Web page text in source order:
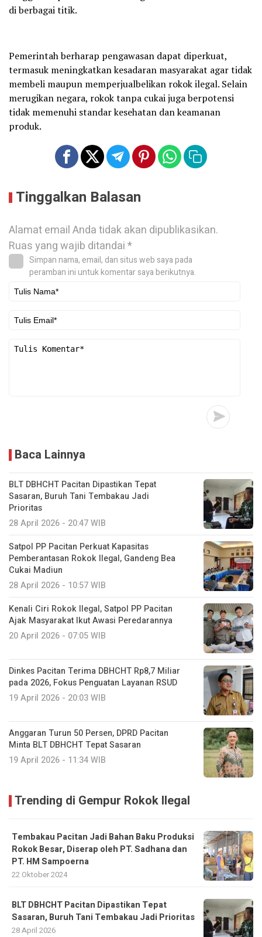
di berbagai titik.
Pemerintah berharap pengawasan dapat diperkuat,
termasuk meningkatkan kesadaran masyarakat agar tidak
membeli maupun memperjualbelikan rokok ilegal. Selain
merugikan negara, rokok tanpa cukai juga berpotensi
tidak memenuhi standar kesehatan dan keamanan
produk.
Tinggalkan Balasan
Alamat email Anda tidak akan dipublikasikan.
Ruas yang wajib ditandai*
Simpan nama, email, dan situs web saya pada
peramban ini untuk komentar saya berikutnya.
Baca Lainnya
BLT DBHCHT Pacitan Dipastikan Tepat
Sasaran, Buruh Tani Tembakau Jadi
Prioritas
28 April 2026 - 20:47 WIB
Satpol PP Pacitan Perkuat Kapasitas
Pemberantasan Rokok Ilegal, Gandeng Bea
Cukai Madiun
28 April 2026 - 10:57 WIB
Kenali Ciri Rokok Ilegal, Satpol PP Pacitan
Ajak Masyarakat Ikut Awasi Peredarannya
20 April 2026 - 07:05 WIB
Dinkes Pacitan Terima DBHCHT Rp8,7 Miliar
pada 2026, Fokus Penguatan Layanan RSUD
19 April 2026 - 20:03 WIB
Anggaran Turun 50 Persen, DPRD Pacitan
Minta BLT DBHCHT Tepat Sasaran
19 April 2026 - 11:34 WIB
Trending di Gempur Rokok Ilegal
Tembakau Pacitan Jadi Bahan Baku Produksi
Rokok Besar, Diserap oleh PT. Sadhana dan
PT. HM Sampoerna
22 Oktober 2024
BLT DBHCHT Pacitan Dipastikan Tepat
Sasaran, Buruh Tani Tembakau Jadi Prioritas
28 April 2026